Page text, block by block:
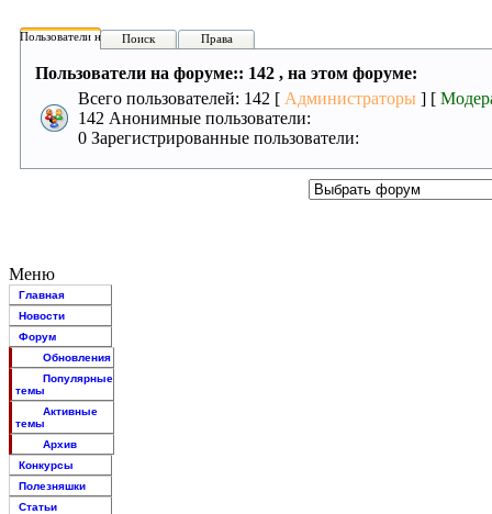
Пользователи на форуме:
Поиск Права
Пользователи на форуме:: 142 , на этом форуме:
Всего пользователей: 142 [ Администраторы ] [
142 Анонимные пользователи:
0 Зарегистрированные пользователи:
Меню
Главная
Новости
Форум
Обновления
Популярные
темы
Активные
темы
Архив
Конкурсы
Полезняшки
Статьи